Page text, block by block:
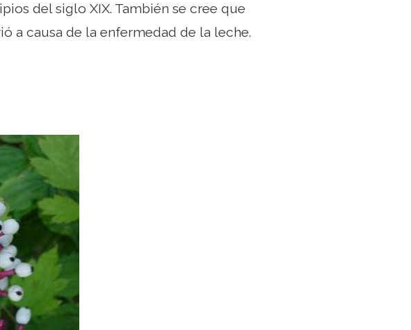
del siglo XIX. También se cree que
a causa de la enfermedad de la leche.